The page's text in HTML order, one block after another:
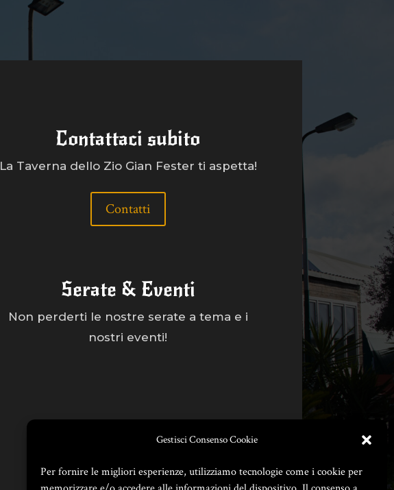
Gestisci Consenso Cookie
Per fornire le migliori esperienze, utilizziamo tecnologie come i cookie per
Contattaci subito
La Taverna dello Zio Gian Fester ti aspetta!
Contatti
Serate & Eventi
Non perderti le nostre serate a tema e i
nostri eventi!